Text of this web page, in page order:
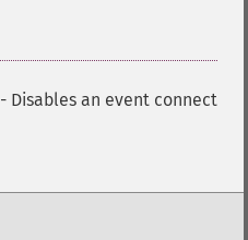
- Disables an event connect